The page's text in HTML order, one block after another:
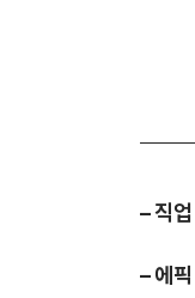
– 직
– 에